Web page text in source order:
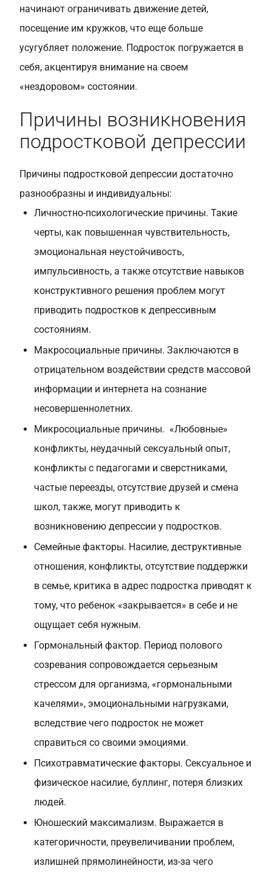
начинают ограничивать движение детей,
посещение им кружков, что еще больше
усугубляет положение. Подросток погружается в
себя, акцентируя внимание на своем
«нездоровом» состоянии.
Причины возникновения
подростковой депрессии
Причины подростковой депрессии достаточно
разнообразны и индивидуальны:
Личностно-психологические причины. Такие
черты, как повышенная чувствительность,
эмоциональная неустойчивость,
импульсивность, а также отсутствие навыков
конструктивного решения проблем могут
приводить подростков к депрессивным
состояниям.
Макросоциальные причины. Заключаются в
отрицательном воздействии средств массовой
информации и интернета на сознание
несовершеннолетних.
Микросоциальные причины. «Любовные»
конфликты, неудачный сексуальный опыт,
конфликты с педагогами и сверстниками,
частые переезды, отсутствие друзей и смена
школ, также, могут приводить к
возникновению депрессии у подростков.
Семейные факторы. Насилие, деструктивные
отношения, конфликты, отсутствие поддержки
в семье, критика в адрес подростка приводят к
тому, что ребенок «закрывается» в себе и не
ощущает себя нужным.
Гормональный фактор. Период полового
созревания сопровождается серьезным
стрессом для организма, «гормональными
качелями», эмоциональными нагрузками,
вследствие чего подросток не может
справиться со своими эмоциями.
Психотравматические факторы. Сексуальное и
физическое насилие, буллинг, потеря близких
людей.
Юношеский максимализм. Выражается в
категоричности, преувеличивании проблем,
излишней прямолинейности, из-за чего